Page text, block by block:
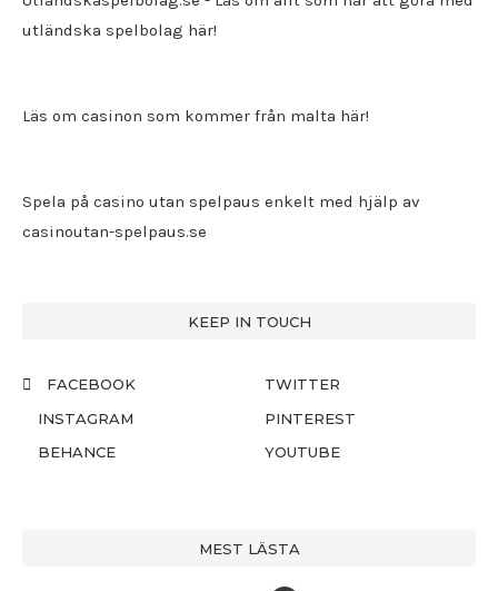
utländska spelbolag här!
Läs om casinon som kommer från malta här!
Spela på casino utan spelpaus enkelt med hjälp av
casinoutan-spelpaus.se
KEEP IN TOUCH
FACEBOOK
TWITTER
INSTAGRAM
PINTEREST
BEHANCE
YOUTUBE
MEST LÄSTA